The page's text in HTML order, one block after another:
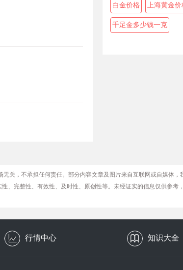
白金价格 上海黄金价
千足金多少钱一克
关，不承担任何责任。部分内容文章及图片来自互联网或自媒体，
、完整性、有效性、及时性、原创性等。未经证实的信息仅供参考
行情中心 知识大全